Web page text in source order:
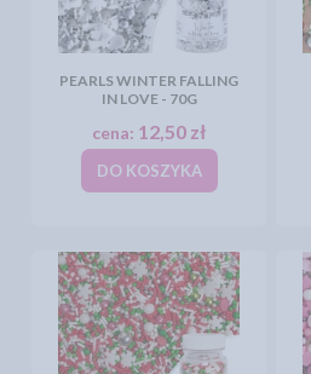
PEARLS WINTER FALLING
IN LOVE - 70G
cena: 12,50 zł
DO KOSZYKA